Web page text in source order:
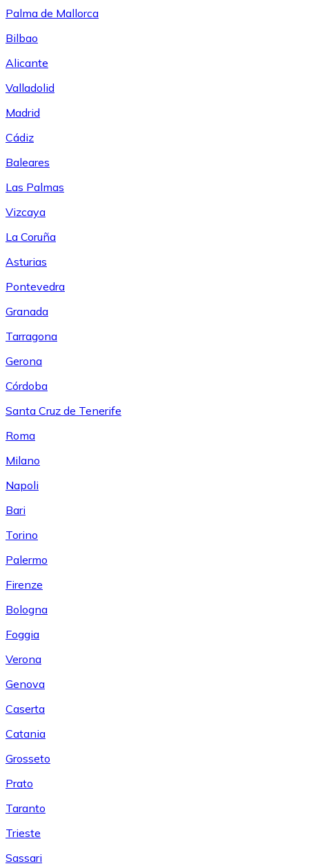
Palma de Mallorca
Bilbao
Alicante
Valladolid
Madrid
Cádiz
Baleares
Las Palmas
Vizcaya
La Coruña
Asturias
Pontevedra
Granada
Tarragona
Gerona
Córdoba
Santa Cruz de Tenerife
Roma
Milano
Napoli
Bari
Torino
Palermo
Firenze
Bologna
Foggia
Verona
Genova
Caserta
Catania
Grosseto
Prato
Taranto
Trieste
Sassari